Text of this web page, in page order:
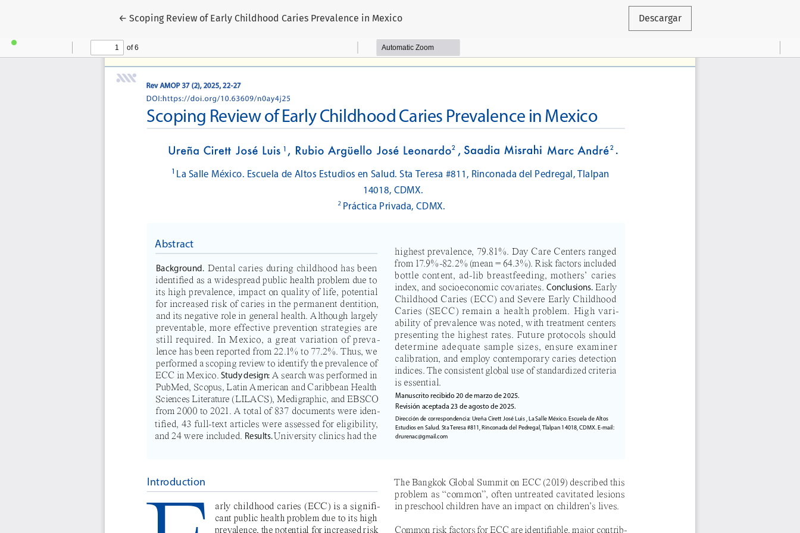
← Volver a los detalles del artículo
Scoping Review of Early Childhood Caries Prevalence in Mexico Descargar